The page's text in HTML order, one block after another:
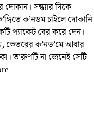
সন্ধ্যার দিকে
ক’নডম চাইলে দোকানি
প্যাকেট বের করে দেন।
ভেতরের ক’নড’মে আবার
ত’রুণটি না জেনেই সেটি